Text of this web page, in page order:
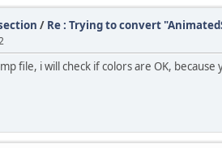
/ Re : Trying to convert
file, i will check if colors are OK,